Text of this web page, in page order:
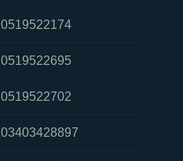
0519522174
0519522695
0519522702
03403428897